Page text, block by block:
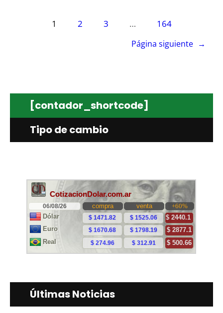
1 2 3 … 164
Página siguiente →
[contador_shortcode]
Tipo de cambio
Últimas Noticias